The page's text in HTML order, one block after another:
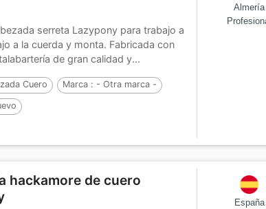
serreta Lazypony para trabajo a
a la cuerda y monta. Fabricada con
de gran calidad y...
Cuero Marca : - Otra marca -
Almería
hackamore de cuero
España